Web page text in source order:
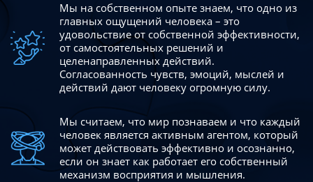
Мы на собственном опыте знаем, что одно из
главных ощущений человека – это
удовольствие от собственной эффективности,
от самостоятельных решений и
целенаправленных действий.
Согласованность чувств, эмоций, мыслей и
действий дают человеку огромную силу.
Мы считаем, что мир познаваем и что каждый
человек является активным агентом, который
может действовать эффективно и осознанно,
если он знает как работает его собственный
механизм восприятия и мышления.